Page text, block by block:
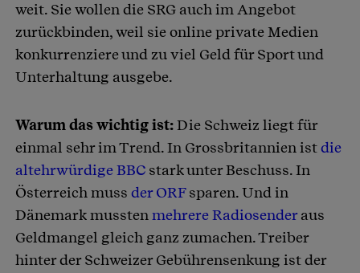
weit. Sie wollen die SRG auch im Angebot
zurückbinden, weil sie online private Medien
konkurrenziere und zu viel Geld für Sport und
Unterhaltung ausgebe.
Warum das wichtig ist:Die Schweiz liegt für
einmal sehr im Trend. In Grossbritannien istdie
altehrwürdige BBC stark unter Beschuss. In
Österreich muss der ORFsparen. Und in
Dänemark musstenmehrere Radiosenderaus
Geldmangel gleich ganz zumachen. Treiber
hinter der Schweizer Gebührensenkung ist der